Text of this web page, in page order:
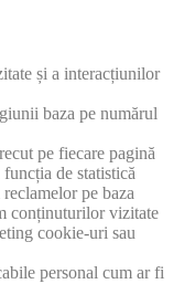
și a interacțiunilor
baza pe numărul
pe fiecare pagină
de statistică
pe baza
conținuturilor vizitate
cookie-uri sau
personal cum ar fi